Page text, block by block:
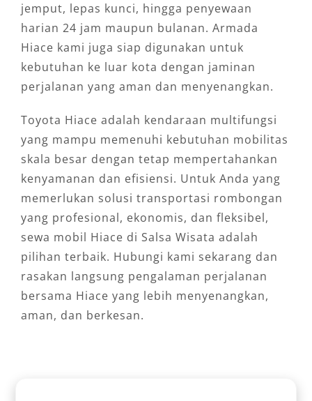
jemput, lepas kunci, hingga penyewaan
harian 24 jam maupun bulanan. Armada
Hiace kami juga siap digunakan untuk
kebutuhan ke luar kota dengan jaminan
perjalanan yang aman dan menyenangkan.
Toyota Hiace adalah kendaraan multifungsi
yang mampu memenuhi kebutuhan mobilitas
skala besar dengan tetap mempertahankan
kenyamanan dan efisiensi. Untuk Anda yang
memerlukan solusi transportasi rombongan
yang profesional, ekonomis, dan fleksibel,
sewa mobil Hiace di Salsa Wisata adalah
pilihan terbaik. Hubungi kami sekarang dan
rasakan langsung pengalaman perjalanan
bersama Hiace yang lebih menyenangkan,
aman, dan berkesan.